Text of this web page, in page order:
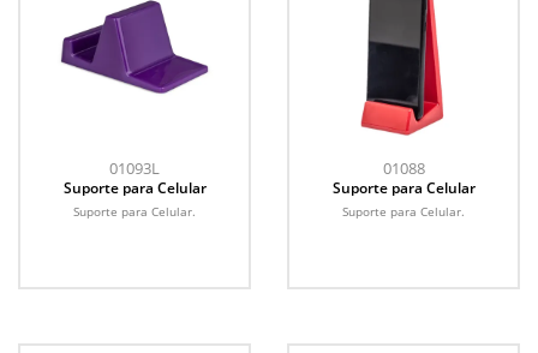
01093L
Suporte para Celular
Suporte para Celular.
01088
Suporte para Celular
Suporte para Celular.